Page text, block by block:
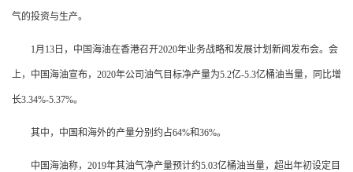
气的投资与生产。
1月13日，中国海油在香港召开2020年业务战略和发展计划新闻发布会。会
上，中国海油宣布，2020年公司油气目标净产量为5.2亿-5.3亿桶油当量，同比增
长3.34%-5.37%。
其中，中国和海外的产量分别约占64%和36%。
中国海油称，2019年其油气净产量预计约5.03亿桶油当量，超出年初设定目